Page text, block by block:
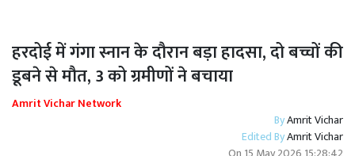
हरदोई में गंगा स्नान के दौरान बड़ा हादसा, दो बच्चों की
डूबने से मौत, 3 को ग्रमीणों ने बचाया
Amrit Vichar Network
ByAmrit Vichar
Edited ByAmrit Vichar